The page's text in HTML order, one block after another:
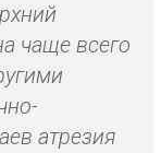
чаще всего
атрезия